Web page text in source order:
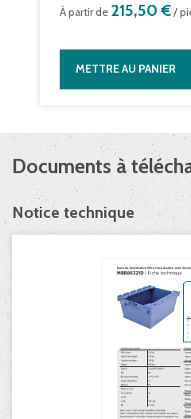
À partir de 215,50 €/
METTRE AU PANIER
Documents à
Notice technique